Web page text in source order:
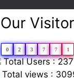
Our Visitor
0 2 3 7 7 1
Total Users :
Total views :